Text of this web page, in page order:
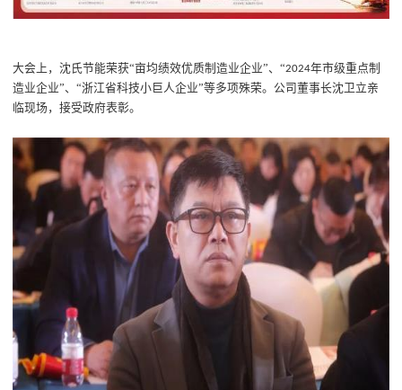
大会上，沈氏节能荣获“亩均绩效优质制造业企业”、“2024年市级重点制
造业企业”、“浙江省科技小巨人企业”等多项殊荣。公司董事长沈卫立亲
临现场，接受政府表彰。